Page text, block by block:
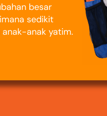
besar
sedikit
anak yatim.